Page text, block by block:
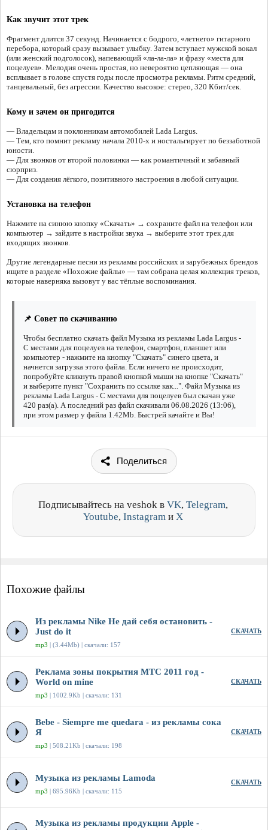
Как звучит этот трек
Фрагмент длится 37 секунд. Начинается с бодрого, «летнего» гитарного
перебора, который сразу вызывает улыбку. Затем вступает мужской вокал
(или женский подголосок), напевающий «ла-ла-ла» и фразу «места для
поцелуев». Мелодия очень простая, но невероятно цепляющая — она
всплывает в голове спустя годы после просмотра рекламы. Ритм средний,
танцевальный, без агрессии. Качество высокое: стерео, 320 Кбит/сек.
Кому и зачем он пригодится
— Владельцам и поклонникам автомобилей Lada Largus.
— Тем, кто помнит рекламу начала 2010-х и ностальгирует по беззаботной
юности.
— Для звонков от второй половинки — как романтичный и забавный
сюрприз.
— Для создания лёгкого, позитивного настроения в любой ситуации.
Установка на телефон
Нажмите на синюю кнопку «Скачать» → сохраните файл на телефон или
компьютер → зайдите в настройки звука → выберите этот трек для
входящих звонков.
Другие легендарные песни из рекламы российских и зарубежных брендов
ищите в разделе «Похожие файлы» — там собрана целая коллекция треков,
которые наверняка вызовут у вас тёплые воспоминания.
📌 Совет по скачиванию
Чтобы бесплатно скачать файл Музыка из рекламы Lada Largus -
С местами для поцелуев на телефон, смартфон, планшет или
компьютер - нажмите на кнопку "Скачать" синего цвета, и
начнется загрузка этого файла. Если ничего не происходит,
попробуйте кликнуть правой кнопкой мыши на кнопке "Скачать"
и выберите пункт "Сохранить по ссылке как...". Файл Музыка из
рекламы Lada Largus - С местами для поцелуев был скачан уже
420 раз(а). А последний раз файл скачивали 06.08.2026 (13:06),
при этом размер у файла 1.42Mb. Быстрей качайте и Вы!
Поделиться
Подписывайтесь на veshok в VK, Telegram,
Youtube, Instagram и X
Похожие файлы
Из рекламы Nike Не дай себя остановить -
Just do it
mp3 | (3.44Mb) | скачали: 157
СКАЧАТЬ
Реклама зоны покрытия МТС 2011 год -
World on mine
mp3 | 1002.9Kb | скачали: 131
СКАЧАТЬ
Bebe - Siempre me quedara - из рекламы сока
Я
mp3 | 508.21Kb | скачали: 198
СКАЧАТЬ
Музыка из рекламы Lamoda
mp3 | 695.96Kb | скачали: 115
СКАЧАТЬ
Музыка из рекламы продукции Apple -